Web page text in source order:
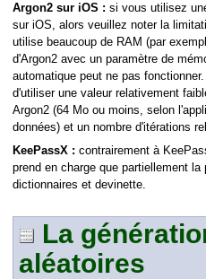
Argon2 sur iOS : si vous utilisez
sur iOS, alors veuillez noter la
utilise beaucoup de RAM (par
d'Argon2 avec un paramètre de
automatique peut ne pas
d'utiliser une valeur relativement
Argon2 (64 Mo ou moins, selon
données) et un nombre d'itérations
KeePassX : contrairement à
prend en charge que partiellement
dictionnaires et devinette.
La
aléatoires